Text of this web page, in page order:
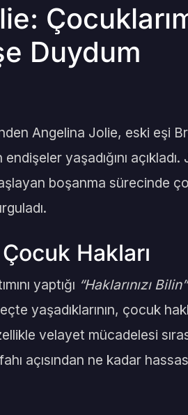
Duydum
Angelina Jolie, eski eşi
yaşadığını
boşanma sürecinde
Hakları
yaptığı “Haklarınızı Bilin”
yaşadıklarının, çocuk
velayet mücadelesi
açısından ne kadar